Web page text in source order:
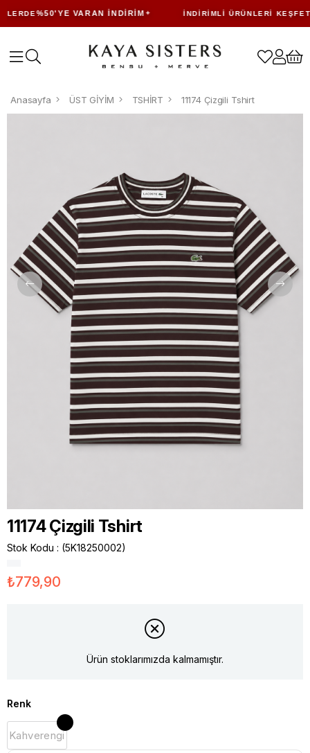
%50'YE VARAN İNDIRIM İNDIRIMLI ÜRÜNLERI KEŞFET
Anasayfa ÜST GİYİM TSHİRT 11174 Çizgili Tshirt
11174 Çizgili Tshirt
Stok Kodu (5K18250002)
₺779,90
Ürün stoklarımızda kalmamıştır.
Renk
Kahverengi